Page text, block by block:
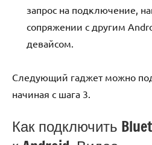
запрос на подключение,
сопряжении с другим
девайсом.
Следующий гаджет можно
начиная с шага 3.
Как подключить